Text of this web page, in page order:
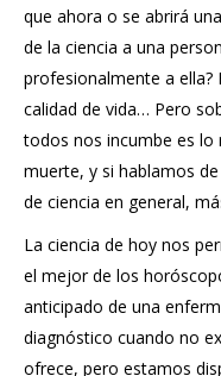
que ahora o se abrirá
de la ciencia a una
profesionalmente a ella?
calidad de vida… Pero
todos nos incumbe es lo
muerte, y si hablamos
de ciencia en general,
La ciencia de hoy nos
el mejor de los
anticipado de una
diagnóstico cuando no
ofrece, pero estamos